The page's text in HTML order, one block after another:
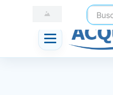
Buscar
☎ (41) 3247-1199